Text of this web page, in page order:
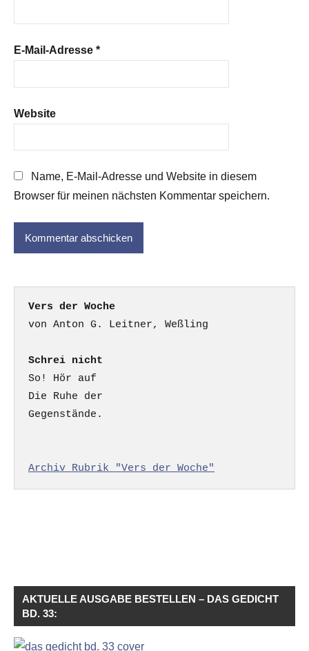
E-Mail-Adresse *
Website
Name, E-Mail-Adresse und Website in diesem
Browser für meinen nächsten Kommentar speichern.
Vers der Woche
Schrei nicht
So! Hör auf
Die Ruhe der
Gegenstände.
Archiv Rubrik "Vers der Woche"
AKTUELLE AUSGABE BESTELLEN – DAS GEDICHT
BD. 33: